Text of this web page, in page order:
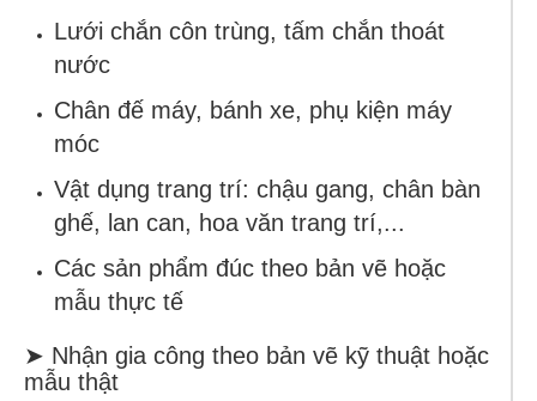
Lưới chắn côn trùng, tấm chắn thoát
nước
Chân đế máy, bánh xe, phụ kiện máy
móc
Vật dụng trang trí: chậu gang, chân bàn
ghế, lan can, hoa văn trang trí,...
Các sản phẩm đúc theo bản vẽ hoặc
mẫu thực tế
➤ Nhận gia công theo bản vẽ kỹ thuật hoặc
mẫu thật